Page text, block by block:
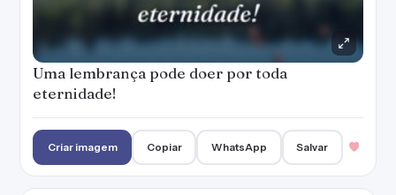
Uma lembrança pode doer por toda
eternidade!
Criar imagem Copiar WhatsApp Salvar